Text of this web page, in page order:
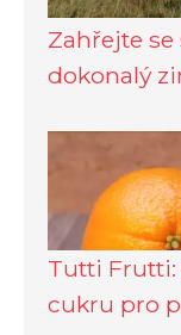
Zahřejte
dokonalý
Tutti Frutti:
cukru pro